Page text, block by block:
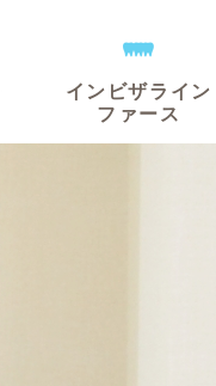
インビザライン
ファース